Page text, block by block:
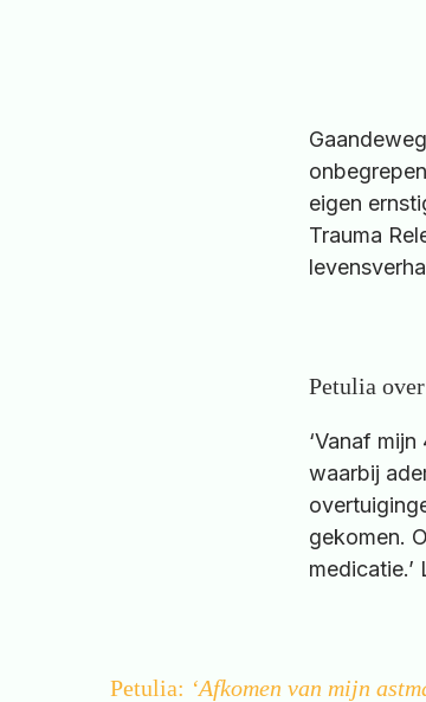
eigen
Trauma
Petulia
‘Vanaf
waarbij
gekomen.
medicatie.’
Petulia: ‘Afkomen van mijn